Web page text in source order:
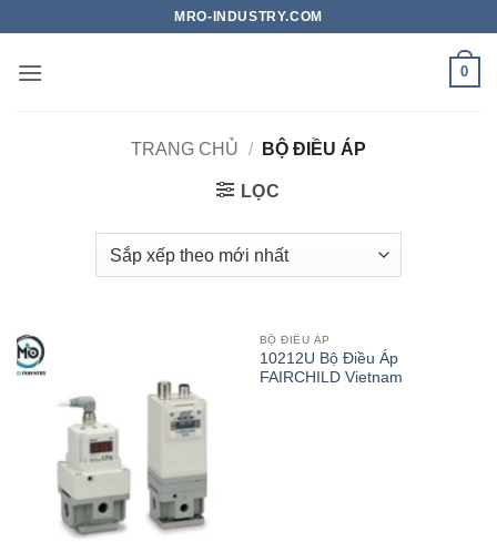
nội
MRO-INDUSTRY.COM
0
TRANG CHỦ / BỘ ĐIỀU ÁP
LỌC
BỘ ĐIỀU ÁP
10212U Bộ Điều Áp
FAIRCHILD Vietnam